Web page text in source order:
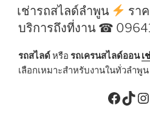
ON
เช่ารถสไลด์ลำพูน
รา
บริการถึงที่งาน ☎
รถสไลด์หรือ รถเครนสไลด์ออน เ
เลือกเหมาะสำหรับงานในทั่วลำพูน